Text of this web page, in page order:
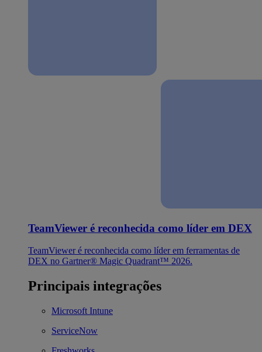
TeamViewer é reconhecida como líder em DEX
TeamViewer é reconhecida como líder em ferramentas de
DEX no Gartner® Magic Quadrant™ 2026.
Principais integrações
Microsoft Intune
ServiceNow